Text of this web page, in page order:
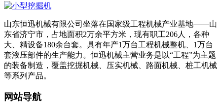
山东恒迅机械有限公司坐落在国家级工程机械产业基地——山
东省济宁市，占地面积2万余平方米，现有职工206人，各种
大、精设备180余台套。具有年产1万台工程机械整机、1万台
套液压部件的生产能力。恒迅机械主营业务是以“工程”为主题
的装备制造，覆盖挖掘机械、压实机械、路面机械、桩工机械
等系列产品。
网站导航